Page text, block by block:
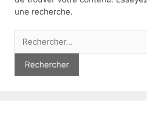
une recherche.